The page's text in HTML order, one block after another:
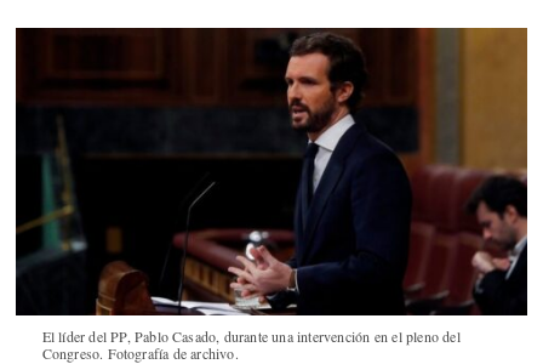
El líder del PP, Pablo Casado, durante una intervención en el pleno del
Congreso. Fotografía de archivo.